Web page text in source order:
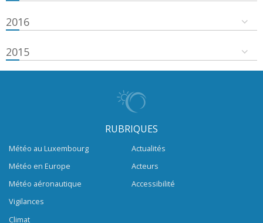
2016
2015
RUBRIQUES
Météo au Luxembourg
Météo en Europe
Météo aéronautique
Vigilances
Climat
Actualités
Acteurs
Accessibilité